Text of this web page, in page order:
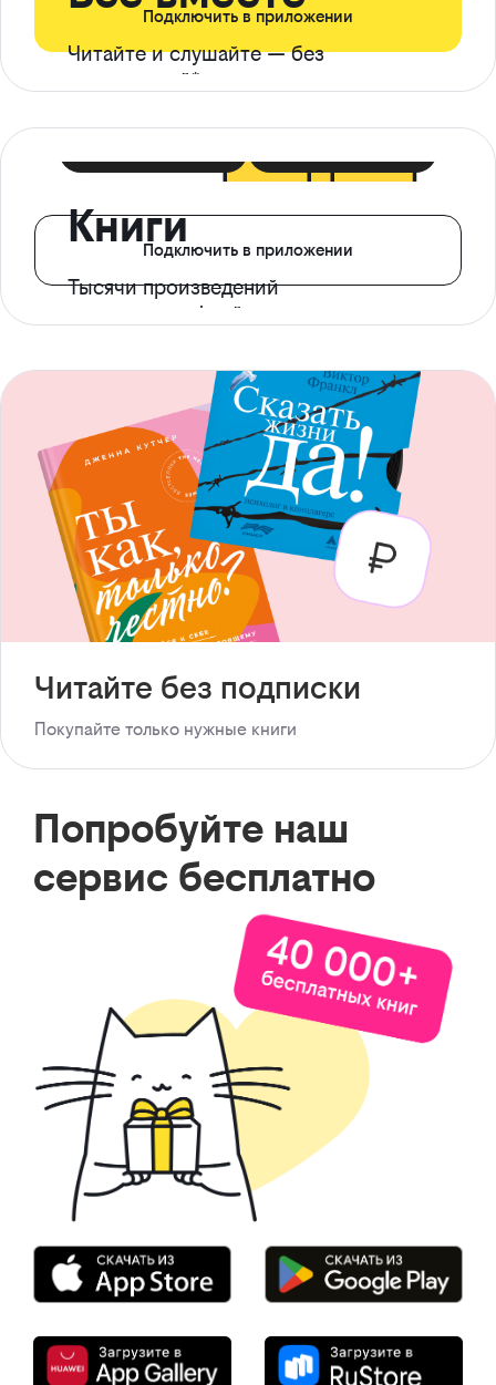
Читайте и слушайте — без
ограничений*
Подключить в приложении
Книги
Тысячи произведений
с доступом офлайн
Подключить в приложении
Читайте без подписки
Покупайте только нужные книги
Попробуйте наш
сервис бесплатно